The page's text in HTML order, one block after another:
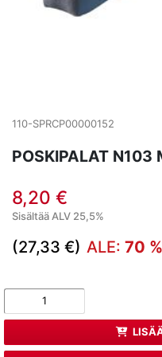
110-SPRCP00000152
POSKIPALAT
8,20 €
Sisältää ALV 25,5%
(27,33 €) ALE: 70 %